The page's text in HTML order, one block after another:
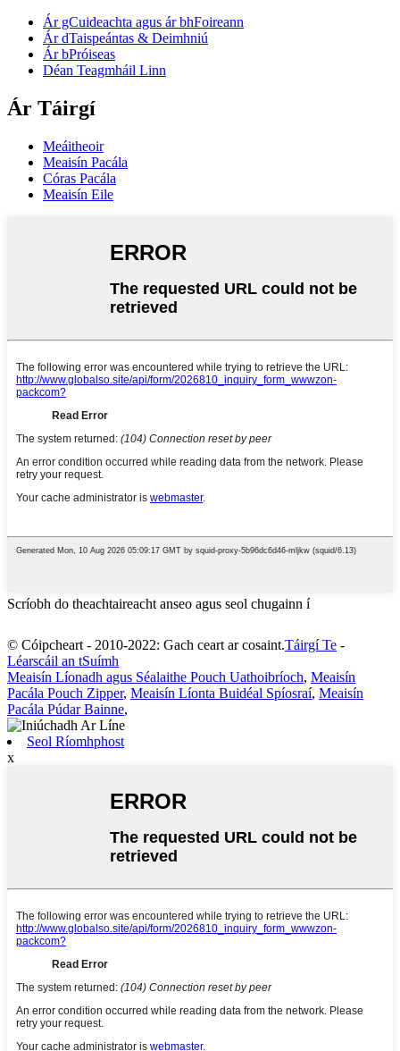
Ár gCuideachta agus ár bhFoireann
Ár dTaispeántas & Deimhniú
Ár bPróiseas
Déan Teagmháil Linn
Ár Táirgí
Meáitheoir
Meaisín Pacála
Córas Pacála
Meaisín Eile
Scríobh do theachtaireacht anseo agus seol chugainn í
© Cóipcheart - 2010-2022: Gach ceart ar cosaint.Táirgí Te -
Léarscáil an tSuímh
Meaisín Líonadh agus Séalaithe Pouch Uathoibríoch, Meaisín
Pacála Pouch Zipper, Meaisín Líonta Buidéal Spíosraí, Meaisín
Pacála Púdar Bainne,
Seol Ríomhphost
x